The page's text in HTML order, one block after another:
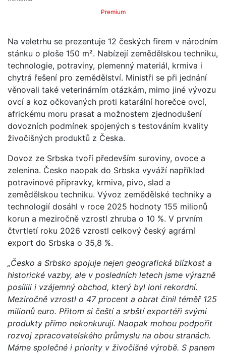
Premium
Na veletrhu se prezentuje 12 českých firem v národním
stánku o ploše 150 m². Nabízejí zemědělskou techniku,
technologie, potraviny, plemenný materiál, krmiva i
chytrá řešení pro zemědělství. Ministři se při jednání
věnovali také veterinárním otázkám, mimo jiné vývozu
ovcí a koz očkovaných proti katarální horečce ovcí,
africkému moru prasat a možnostem zjednodušení
dovozních podmínek spojených s testováním kvality
živočišných produktů z Česka.
Dovoz ze Srbska tvoří především suroviny, ovoce a
zelenina. Česko naopak do Srbska vyváží například
potravinové přípravky, krmiva, pivo, slad a
zemědělskou techniku. Vývoz zemědělské techniky a
technologií dosáhl v roce 2025 hodnoty 155 milionů
korun a meziročně vzrostl zhruba o 10 %. V prvním
čtvrtletí roku 2026 vzrostl celkový český agrární
export do Srbska o 35,8 %.
„Česko a Srbsko spojuje nejen geografická blízkost a
historické vazby, ale v posledních letech jsme výrazně
posílili i vzájemný obchod, který byl loni rekordní.
Meziročně vzrostl o 47 procent a obrat činil téměř 125
milionů euro. Přitom si čeští a srbští exportéři svými
produkty přímo nekonkurují. Naopak mohou podpořit
rozvoj zpracovatelského průmyslu na obou stranách.
Máme společné i priority v živočišné výrobě. S panem